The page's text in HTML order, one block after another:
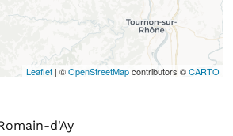
Leaflet | ©OpenStreetMapcontributors ©CARTO
d'Ay